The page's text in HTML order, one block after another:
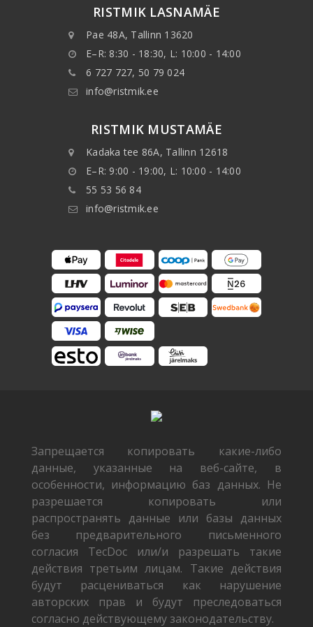
RISTMIK LASNAMÄE
Pae 48A, Tallinn 13620
E–R: 8:30 - 18:30, L: 10:00 - 14:00
6 727 727, 50 79 024
info@ristmik.ee
RISTMIK MUSTAMÄE
Kadaka tee 86A, Tallinn 12618
E–R: 9:00 - 19:00, L: 10:00 - 14:00
55 53 56 84
info@ristmik.ee
Запрещается копировать какие-либо
данные, указанные на веб-сайте, в
особенности, информацию баз данных. Не
разрешается копировать или
распространять данные или базы данных
без предварительного письменного
согласия TecDoc или/и разрешать такие
действия третьим лицам. Такие действия
будут расцениваться как нарушение
авторских прав и будут преследоваться
согласно действующему законодательству.